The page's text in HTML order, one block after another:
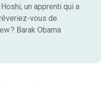
un apprenti qui a
vous de
? Barak Obama